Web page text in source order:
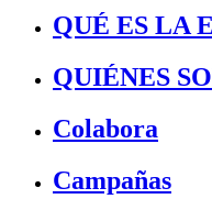
QUÉ ES LA
QUIÉNES
Colabora
Campañas